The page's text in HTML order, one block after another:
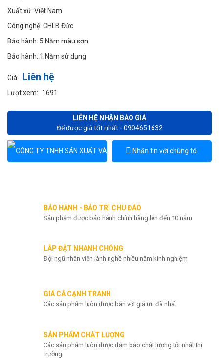
Xuất xứ: Việt Nam
Công nghệ: CHLB Đức
Bảo hành: 5 Năm màu sơn
Bảo hành: 1 Năm sử dụng
Giá: Liên hệ
Lượt xem: 1691
LIÊN HỆ NHẬN BÁO GIÁ
Để được giá tốt nhất - 0904651632
Nhắn tin với chúng tôi
BẢO HÀNH - BẢO TRÌ CHU ĐÁO
Sản phẩm được bảo hành chính hãng lên đến 10 năm
LẮP ĐẶT NHANH CHÓNG
Đội ngũ nhân viên lành nghề nhiều năm kinh nghiệm
GIÁ CẢ CẠNH TRANH
Các sản phẩm luôn được bán với giá ưu đã nhất
SẢN PHẨM CHẤT LƯỢNG
Các sản phẩm luôn được đảm bảo chất lượng tốt nhất thị
trường